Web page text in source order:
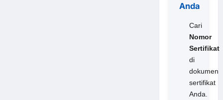
Anda
Cari
Nomor
Sertifikat
di
dokumen
sertifikat
Anda.